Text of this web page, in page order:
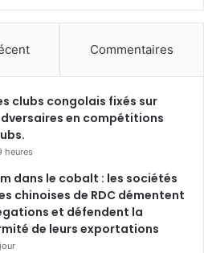
Commentaires
clubs congolais fixés sur
en compétitions
heures
dans le cobalt : les sociétés
chinoises de RDC démentent
et défendent la
de leurs exportations